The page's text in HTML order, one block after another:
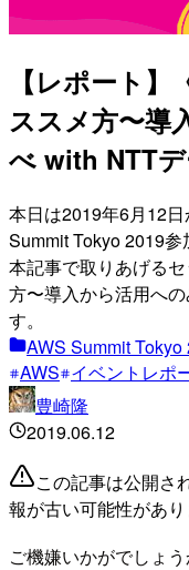
【レポート
ススメ方〜導
べ with NTT
本日は2019年6月12
Summit Tokyo 2019参
本記事で取りあげる
方〜導入から活用へ
す。
AWS Summit Tokyo
AWS イベントレポ
豊崎隆
2019.06.12
この記事は公開さ
報が古い可能性があり
ご機嫌いかがでしょう